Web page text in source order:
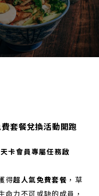
套餐兌換活動開跑
卡會員專屬任務啟
得超人氣免費套餐 ，草
命力不可或缺的成員，